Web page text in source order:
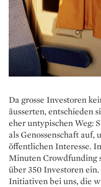
Da grosse Investoren
äusserten, entschieden
eher untypischen Weg:
als Genossenschaft auf,
öffentlichen Interesse.
Minuten Crowdfunding
über 350 Investoren ein.
Initiativen bei uns, die